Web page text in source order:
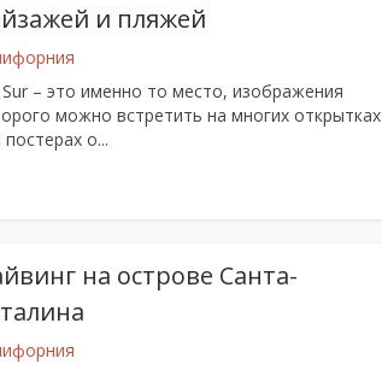
и пляжей
– это именно то место, изображения
можно встретить на многих открытках
постерах о...
на острове Санта-